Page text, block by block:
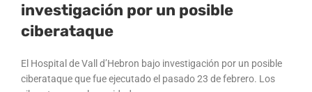
investigación por un posible
ciberataque
El Hospital de Vall d’Hebron bajo investigación por un posible
ciberataque que fue ejecutado el pasado 23 de febrero. Los